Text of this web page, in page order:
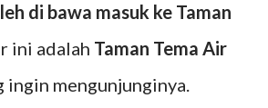
di bawa masuk ke Taman
ini adalah Taman Tema Air
ingin mengunjunginya.